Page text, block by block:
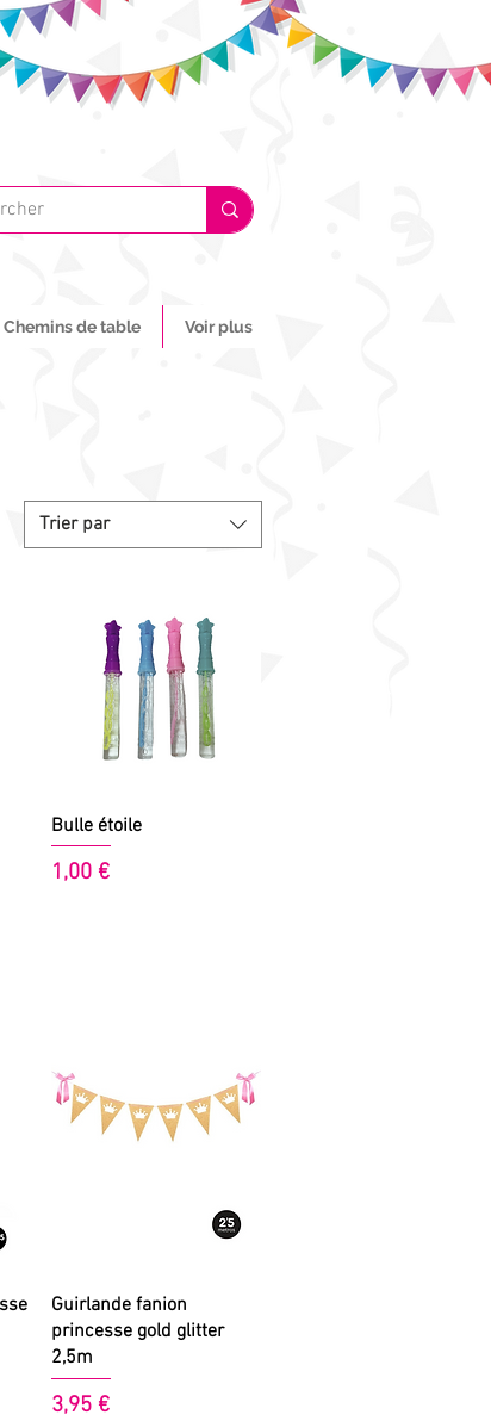
Chemins de table Voir plus
Trier par
Aperçu rapide
Bulle étoile
Prix
1,00 €
Aperçu rapide
Guirlande fanion
princesse gold glitter
2,5m
Prix
3,95 €